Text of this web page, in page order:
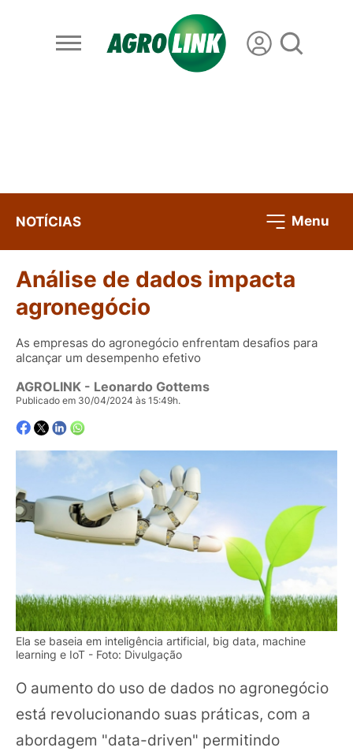
NOTÍCIAS Menu
Análise de dados impacta
agronegócio
As empresas do agronegócio enfrentam desafios para
alcançar um desempenho efetivo
AGROLINK - Leonardo Gottems
Publicado em 30/04/2024 às 15:49h.
Ela se baseia em inteligência artificial, big data, machine
learning e IoT - Foto: Divulgação
O aumento do uso de dados no agronegócio
está revolucionando suas práticas, com a
abordagem "data-driven" permitindo